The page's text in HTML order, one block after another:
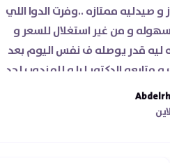
..وفرت الدوا اللي
غير استغلال للسعر و
ف نفس اليوم بعد
ليا و للمندوب لحد
موعد عمله ..فضل يتابع
ليكم